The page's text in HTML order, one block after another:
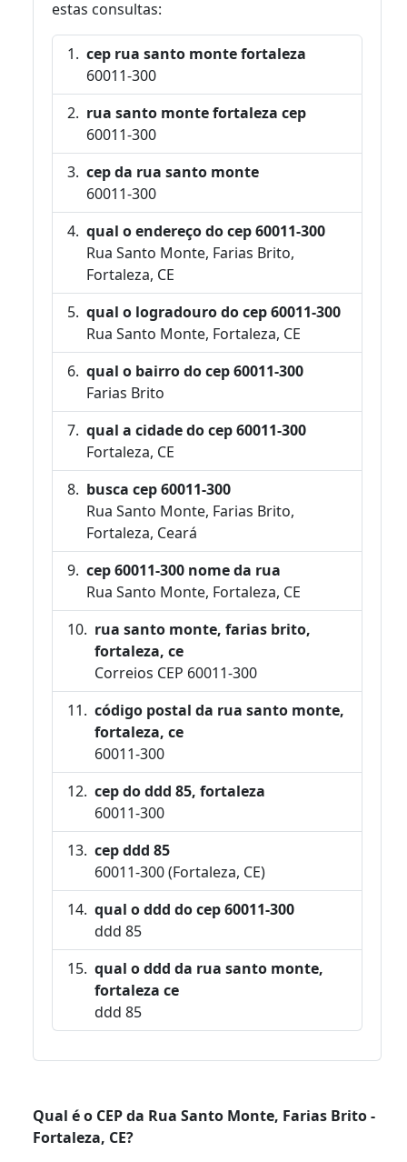
estas consultas:
cep rua santo monte fortaleza
60011-300
rua santo monte fortaleza cep
60011-300
cep da rua santo monte
60011-300
qual o endereço do cep 60011-300
Rua Santo Monte, Farias Brito,
Fortaleza, CE
qual o logradouro do cep 60011-300
Rua Santo Monte, Fortaleza, CE
qual o bairro do cep 60011-300
Farias Brito
qual a cidade do cep 60011-300
Fortaleza, CE
busca cep 60011-300
Rua Santo Monte, Farias Brito,
Fortaleza, Ceará
cep 60011-300 nome da rua
Rua Santo Monte, Fortaleza, CE
rua santo monte, farias brito,
fortaleza, ce
Correios CEP 60011-300
código postal da rua santo monte,
fortaleza, ce
60011-300
cep do ddd 85, fortaleza
60011-300
cep ddd 85
60011-300 (Fortaleza, CE)
qual o ddd do cep 60011-300
ddd 85
qual o ddd da rua santo monte,
fortaleza ce
ddd 85
Qual é o CEP da Rua Santo Monte, Farias Brito -
Fortaleza, CE?